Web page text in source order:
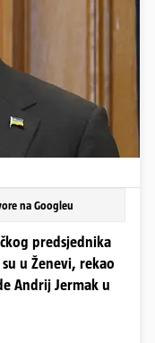
na Googleu
predsjednika
u Ženevi, rekao
Andrij Jermak u